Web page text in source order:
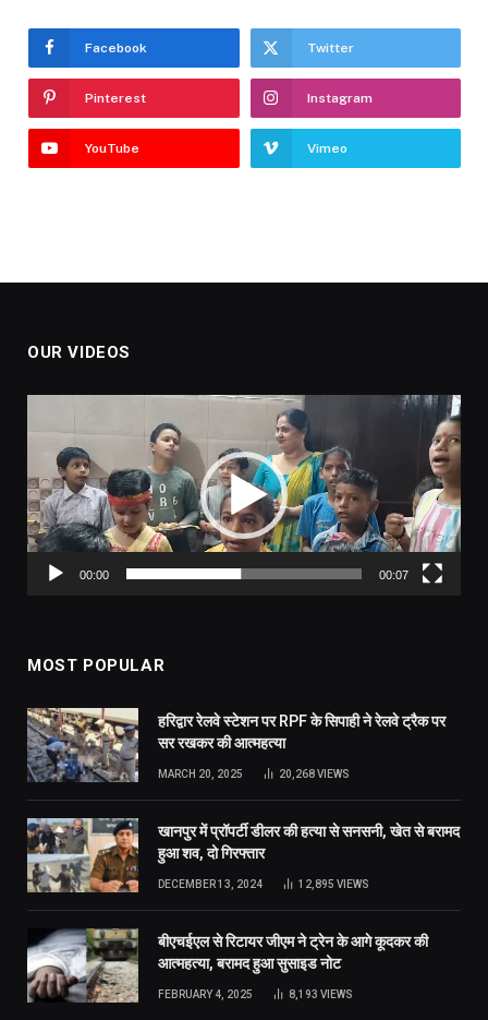
Facebook Twitter
Pinterest Instagram
YouTube Vimeo
OUR VIDEOS
00:00 00:07
MOST POPULAR
हरिद्वार रेलवे स्टेशन पर RPF के सिपाही ने रेलवे ट्रैक पर
सर रखकर की आत्महत्या
MARCH 20, 2025 20,268VIEWS
खानपुर में प्रॉपर्टी डीलर की हत्या से सनसनी, खेत से बरामद
हुआ शव, दो गिरफ्तार
DECEMBER 13, 2024 12,895 VIEWS
बीएचईएल से रिटायर जीएम ने ट्रेन के आगे कूदकर की
आत्महत्या, बरामद हुआ सुसाइड नोट
FEBRUARY 4, 2025 8,193 VIEWS